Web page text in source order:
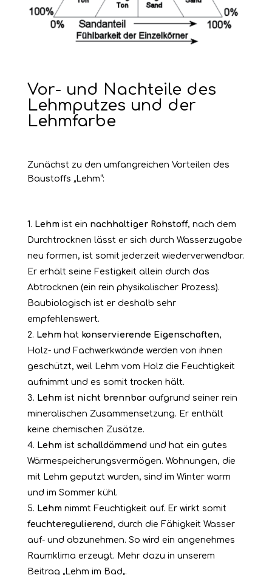
Vor- und Nachteile des
Lehmputzes und der
Lehmfarbe
Zunächst zu den umfangreichen Vorteilen des
Baustoffs „Lehm“:
Lehmist ein nachhaltiger Rohstoff, nach dem
Durchtrocknen lässt er sich durch Wasserzugabe
neu formen, ist somit jederzeit wiederverwendbar.
Er erhält seine Festigkeit allein durch das
Abtrocknen (ein rein physikalischer Prozess).
Baubiologisch ist er deshalb sehr
empfehlenswert.
Lehmhat konservierende Eigenschaften,
Holz- und Fachwerkwände werden von ihnen
geschützt, weil Lehm vom Holz die Feuchtigkeit
aufnimmt und es somit trocken hält.
Lehmist nicht brennbaraufgrund seiner rein
mineralischen Zusammensetzung. Er enthält
keine chemischen Zusätze.
Lehmist schalldämmendund hat ein gutes
Wärmespeicherungsvermögen. Wohnungen, die
mit Lehm geputzt wurden, sind im Winter warm
und im Sommer kühl.
Lehmnimmt Feuchtigkeit auf. Er wirkt somit
feuchteregulierend, durch die Fähigkeit Wasser
auf- und abzunehmen. So wird ein angenehmes
Raumklima erzeugt. Mehr dazu in unserem
Beitrag „Lehm im Bad„.